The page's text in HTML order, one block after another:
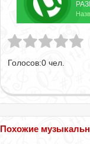
Голосов:0 чел.
Похожие